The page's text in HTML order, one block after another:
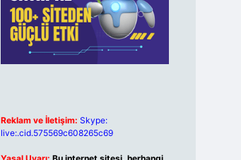
Reklam ve İletişim: Skype:
live:.cid.575569c608265c69